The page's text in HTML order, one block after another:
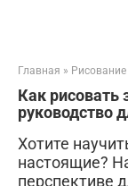
Главная » Рисование
Как рисовать
руководство
Хотите
настоящие?
перспективе